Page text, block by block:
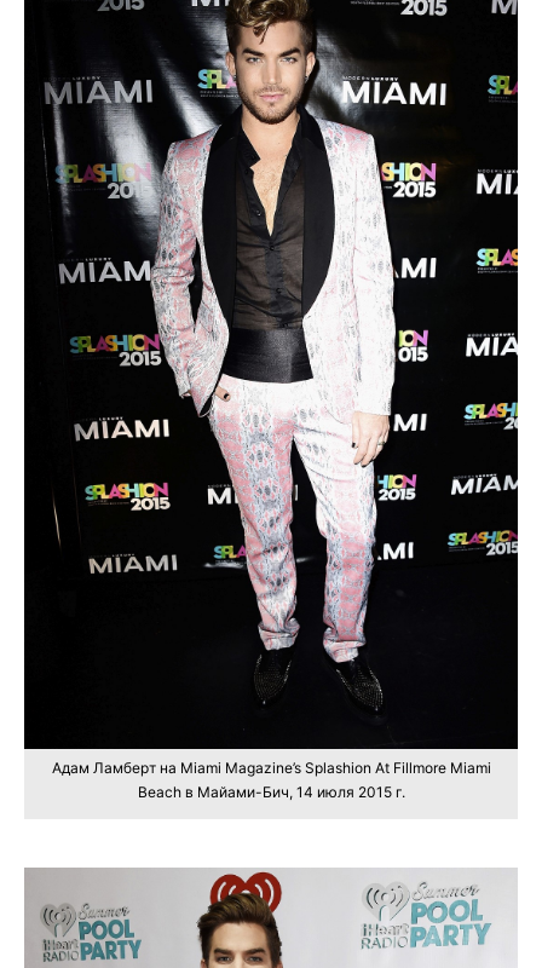
Адам Ламберт на Miami Magazine’s Splashion At Fillmore Miami
Beach в Майами-Бич, 14 июля 2015 г.